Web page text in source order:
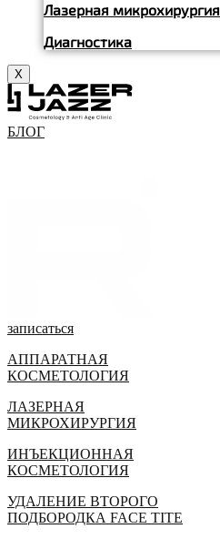
Лазерная микрохирургия
Диагностика
X
БЛОГ
записаться
АППАРАТНАЯ
КОСМЕТОЛОГИЯ
ЛАЗЕРНАЯ
МИКРОХИРУРГИЯ
ИНЪЕКЦИОННАЯ
КОСМЕТОЛОГИЯ
УДАЛЕНИЕ ВТОРОГО
ПОДБОРОДКА FACE TITE